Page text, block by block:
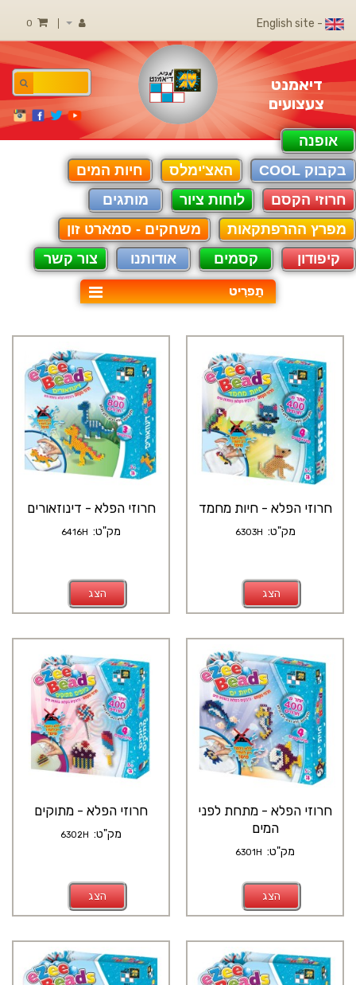
- English site
דיאמנט
צעצועים
אופנה
בקבוק COOL
האצ'ימלס
חיות המים
חרוזי הקסם
לוחות ציור
מותגים
מפרץ ההרפתקאות
משחקים - סמארט זון
קיפודון
קסמים אודותנו צור קשר
תַפרִיט
חרוזי הפלא - דינוזאורים
מק"ט: 6416H
הצג
חרוזי הפלא - חיות מחמד
מק"ט: 6303H
הצג
חרוזי הפלא - מתוקים
מק"ט: 6302H
הצג
חרוזי הפלא - מתחת לפני
המים
מק"ט: 6301H
הצג